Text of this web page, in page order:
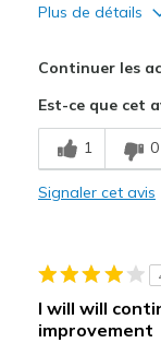
Plus de détails
Comfortable
Les meilleures
Casual Wear
Sizing
View On Shoes
Continuer les
Est-ce que cet
1 0
Signaler cet avis
I will will
improvement